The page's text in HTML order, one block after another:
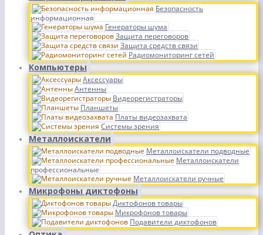
Безопасность
информационная
Генераторы шума
Защита переговоров
Защита средств связи
Радиомониторинг сетей
Компьютеры
Аксессуары
Антенны
Видеорегистраторы
Планшеты
Платы видеозахвата
Системы зрения
Металлоискатели
Металлоискатели подводные
Металлоискатели
профессиональные
Металлоискатели ручные
Микрофоны диктофоны
Диктофонов товары
Микрофонов товары
Подавители диктофонов